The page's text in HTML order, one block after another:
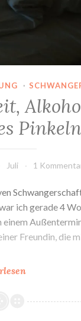
·
Pinkeln
Juli 1
ich gerade 4
einem
Freundin, die
5.
6.